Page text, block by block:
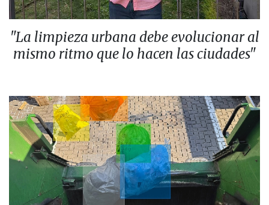
"La limpieza urbana debe evolucionar al
mismo ritmo que lo hacen las ciudades"